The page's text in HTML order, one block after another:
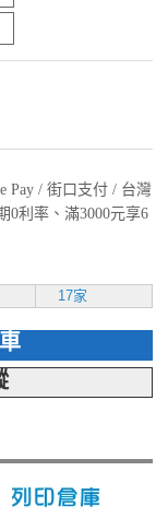
Pay / 街口支付 / 台灣
0利率、滿3000元享6
17家